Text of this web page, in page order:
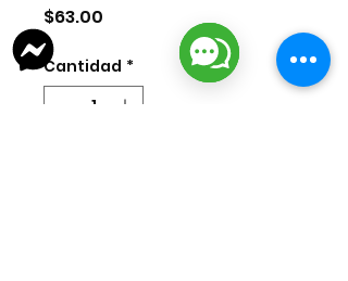
$63.00
Cantidad *